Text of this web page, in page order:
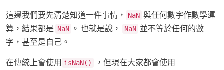
這邊我們要先清楚知道一件事情， NaN 與任何數字作數學運
算，結果都是 NaN 。 也就是說， NaN 並不等於任何的數
字，甚至是自己。
在傳統上會使用 isNaN() ，但現在大家都會使用